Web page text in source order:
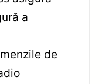
a
de